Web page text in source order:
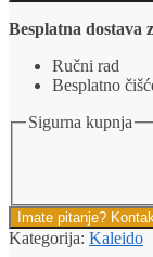
Besplatna dostava
Ručni rad
Besplatno
Sigurna kupnja
Imate pitanje?
Kategorija: Kaleido